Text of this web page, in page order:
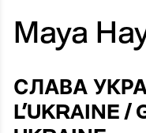
Maya
A
N
СЛАВА
L’UKRAINE /